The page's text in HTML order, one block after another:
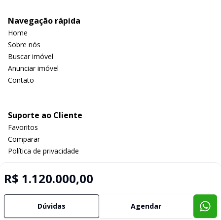
R$ 1.120.000,00
Dúvidas Agendar
Navegação rápida
Home
Sobre nós
Buscar imóvel
Anunciar imóvel
Contato
Suporte ao Cliente
Favoritos
Comparar
Política de privacidade
Selo de Tecnologia Loft